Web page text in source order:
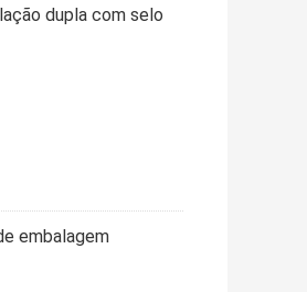
dupla com selo
embalagem